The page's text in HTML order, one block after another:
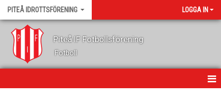
PITEÅ IDROTTSFÖRENING LOGGA IN
Piteå IF Fotbollsförening
Fotboll